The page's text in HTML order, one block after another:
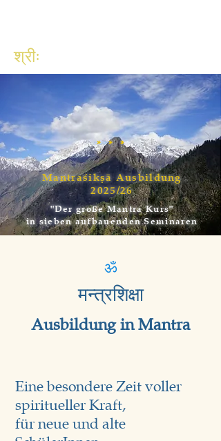
श्रीः
Mantraśikṣā Ausbildung
2025/26
* * *
"Der große Mantra Kurs"
in sieben aufbauenden Seminaren
ॐ
मन्त्रशिक्षा
Ausbildung in Mantra
Eine besondere Zeit voller
spiritueller Kraft,
für neue und alte